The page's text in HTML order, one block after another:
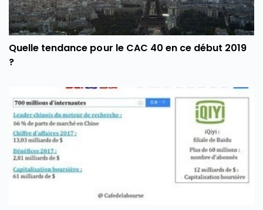
Quelle tendance pour le CAC 40 en ce début 2019
?